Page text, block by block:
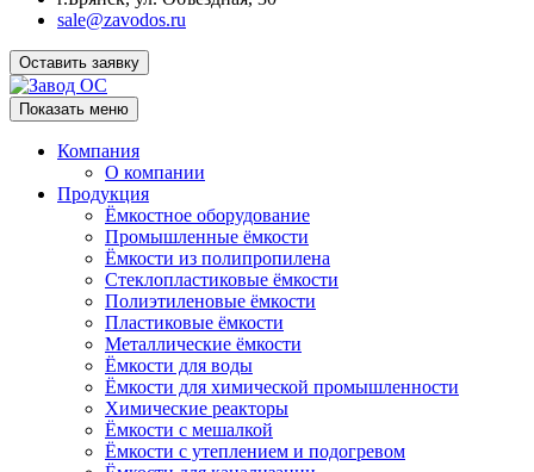
sale@zavodos.ru
Оставить заявку
Показать меню
Компания
О компании
Продукция
Ёмкостное оборудование
Промышленные ёмкости
Ёмкости из полипропилена
Стеклопластиковые ёмкости
Полиэтиленовые ёмкости
Пластиковые ёмкости
Металлические ёмкости
Ёмкости для воды
Ёмкости для химической промышленности
Химические реакторы
Ёмкости с мешалкой
Ёмкости с утеплением и подогревом